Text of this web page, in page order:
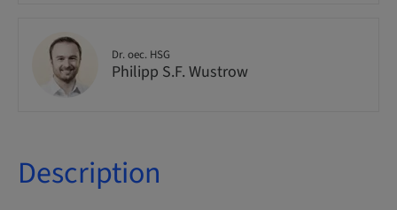
Dr. oec. HSG
Philipp S.F. Wustrow
Description